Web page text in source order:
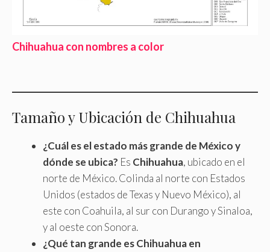
Chihuahua con nombres a color
Tamaño y Ubicación de Chihuahua
¿Cuál es el estado más grande de México y
dónde se ubica? Es Chihuahua, ubicado en el
norte de México. Colinda al norte con Estados
Unidos (estados de Texas y Nuevo México), al
este con Coahuila, al sur con Durango y Sinaloa,
y al oeste con Sonora.
¿Qué tan grande es Chihuahua en